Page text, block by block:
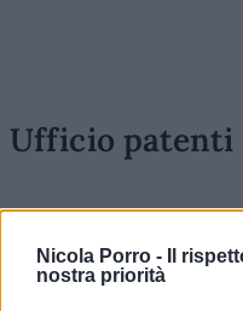
Nicola Porro -
Il
nostra priorità
Ufficio patenti
ne è la diretta
politico. E se ogni